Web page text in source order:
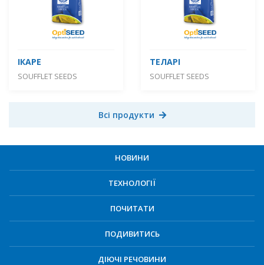
ІКАРЕ
SOUFFLET SEEDS
ТЕЛАРІ
SOUFFLET SEEDS
Всі продукти
НОВИНИ
ТЕХНОЛОГІЇ
ПОЧИТАТИ
ПОДИВИТИСЬ
ДІЮЧІ РЕЧОВИНИ